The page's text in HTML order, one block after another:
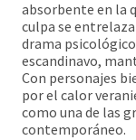
absorbente en la
culpa se
drama
escandinavo,
Con personajes
por el calor
como una de las
contemporáneo.